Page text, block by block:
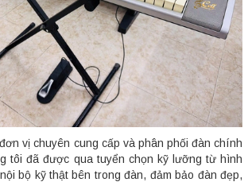
vị chuyên cung cấp và phân phối đàn chính
tôi đã được qua tuyển chọn kỹ lưỡng từ hình
bộ kỹ thật bên trong đàn, đảm bảo đàn đẹp,